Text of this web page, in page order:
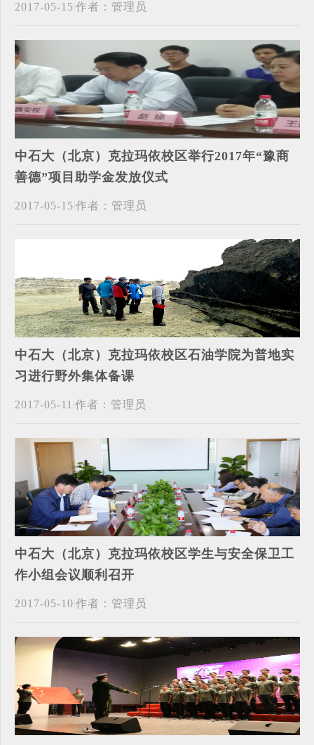
2017-05-15 作者：管理员
中石大（北京）克拉玛依校区举行2017年“豫商
善德”项目助学金发放仪式
2017-05-15 作者：管理员
中石大（北京）克拉玛依校区石油学院为普地实
习进行野外集体备课
2017-05-11 作者：管理员
中石大（北京）克拉玛依校区学生与安全保卫工
作小组会议顺利召开
2017-05-10 作者：管理员